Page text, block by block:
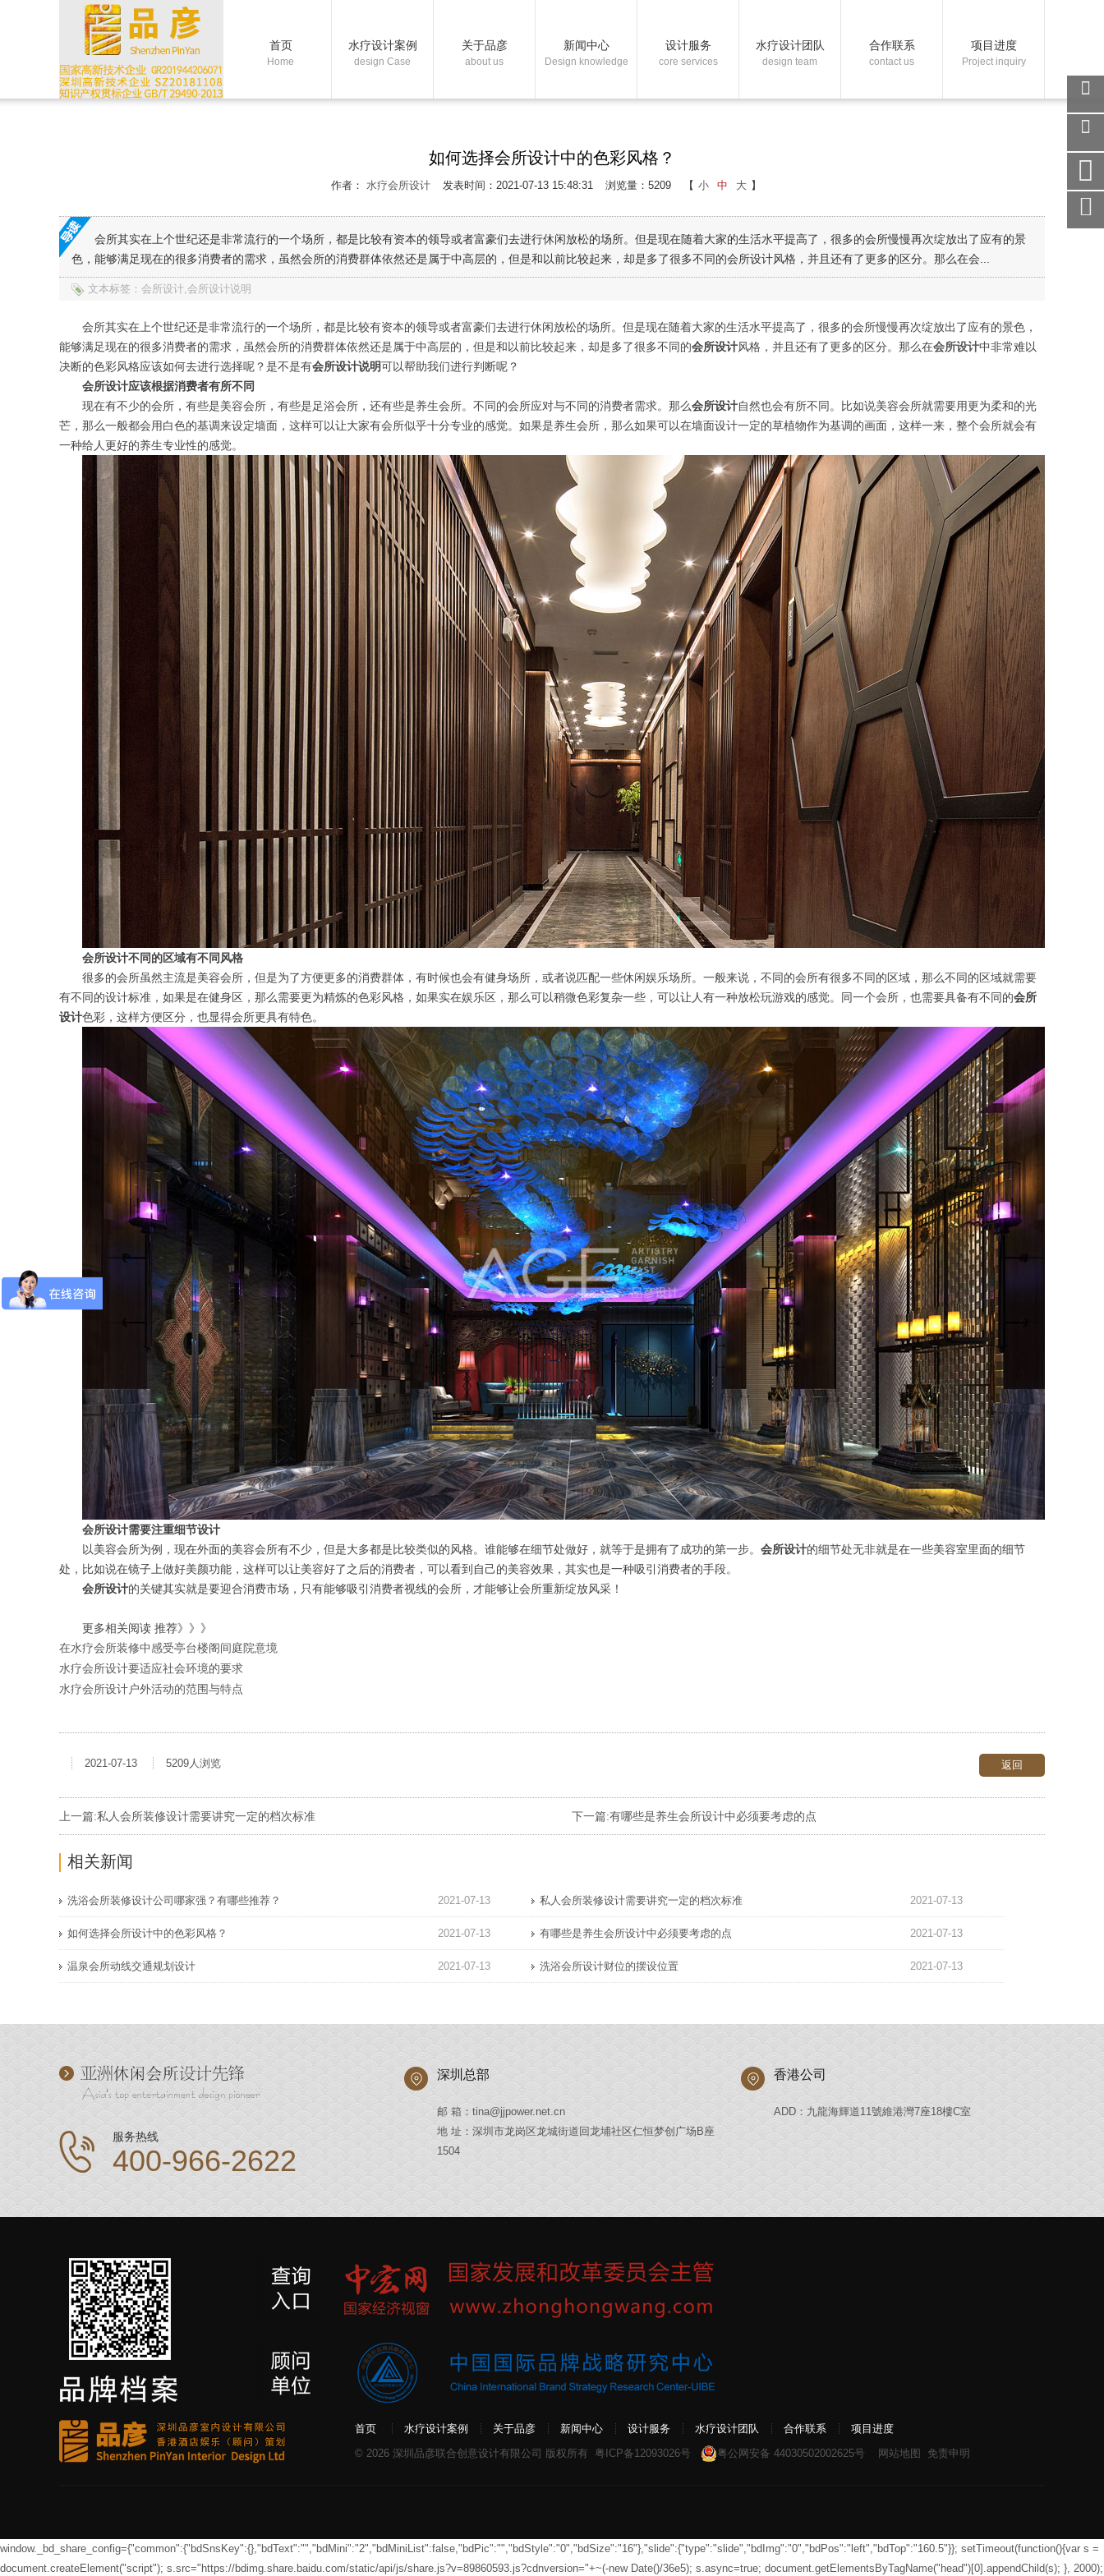
首页
Home
水疗设计案例
design Case
关于品彦
about us
新闻中心
Design knowledge
设计服务
core services
水疗设计团队
design team
合作联系
contact us
项目进度
Project inquiry
如何选择会所设计中的色彩风格？
作者： 水疗会所设计 发表时间：2021-07-13 15:48:31 浏览量：5209 【 小 中 大 】
会所其实在上个世纪还是非常流行的一个场所，都是比较有资本的领导或者富豪们去进行休闲放松的场所。但是现在随着大家的生活水平提高了，很多的会所慢慢再次绽放出了应有的景
色，能够满足现在的很多消费者的需求，虽然会所的消费群体依然还是属于中高层的，但是和以前比较起来，却是多了很多不同的会所设计风格，并且还有了更多的区分。那么在会...
文本标签：会所设计,会所设计说明
会所其实在上个世纪还是非常流行的一个场所，都是比较有资本的领导或者富豪们去进行休闲放松的场所。但是现在随着大家的生活水平提高了，很多的会所慢慢再次绽放出了应有的景色，
能够满足现在的很多消费者的需求，虽然会所的消费群体依然还是属于中高层的，但是和以前比较起来，却是多了很多不同的会所设计风格，并且还有了更多的区分。那么在会所设计中非常难以
决断的色彩风格应该如何去进行选择呢？是不是有会所设计说明可以帮助我们进行判断呢？
会所设计应该根据消费者有所不同
现在有不少的会所，有些是美容会所，有些是足浴会所，还有些是养生会所。不同的会所应对与不同的消费者需求。那么会所设计自然也会有所不同。比如说美容会所就需要用更为柔和的光
芒，那么一般都会用白色的基调来设定墙面，这样可以让大家有会所似乎十分专业的感觉。如果是养生会所，那么如果可以在墙面设计一定的草植物作为基调的画面，这样一来，整个会所就会有
一种给人更好的养生专业性的感觉。
会所设计不同的区域有不同风格
很多的会所虽然主流是美容会所，但是为了方便更多的消费群体，有时候也会有健身场所，或者说匹配一些休闲娱乐场所。一般来说，不同的会所有很多不同的区域，那么不同的区域就需要
有不同的设计标准，如果是在健身区，那么需要更为精炼的色彩风格，如果实在娱乐区，那么可以稍微色彩复杂一些，可以让人有一种放松玩游戏的感觉。同一个会所，也需要具备有不同的会所
设计色彩，这样方便区分，也显得会所更具有特色。
会所设计需要注重细节设计
以美容会所为例，现在外面的美容会所有不少，但是大多都是比较类似的风格。谁能够在细节处做好，就等于是拥有了成功的第一步。 会所设计的细节处无非就是在一些美容室里面的细节
处，比如说在镜子上做好美颜功能，这样可以让美容好了之后的消费者，可以看到自己的美容效果，其实也是一种吸引消费者的手段。
会所设计的关键其实就是要迎合消费市场，只有能够吸引消费者视线的会所，才能够让会所重新绽放风采！
更多相关阅读 推荐》》》
在水疗会所装修中感受亭台楼阁间庭院意境
水疗会所设计要适应社会环境的要求
水疗会所设计户外活动的范围与特点
返回
2021-07-13 5209人浏览
上一篇:私人会所装修设计需要讲究一定的档次标准 下一篇:有哪些是养生会所设计中必须要考虑的点
相关新闻
洗浴会所装修设计公司哪家强？有哪些推荐？ 2021-07-13 私人会所装修设计需要讲究一定的档次标准 2021-07-13
如何选择会所设计中的色彩风格？ 2021-07-13 有哪些是养生会所设计中必须要考虑的点 2021-07-13
温泉会所动线交通规划设计 2021-07-13 洗浴会所设计财位的摆设位置 2021-07-13
服务热线
400-966-2622
深圳总部
邮 箱：tina@jjpower.net.cn
地 址：深圳市龙岗区龙城街道回龙埔社区仁恒梦创广场B座
1504
香港公司
ADD：九龍海輝道11號維港灣7座18樓C室
首页 水疗设计案例 关于品彦 新闻中心 设计服务 水疗设计团队 合作联系
项目进度
© 2026 深圳品彦联合创意设计有限公司 版权所有 粤ICP备12093026号 粤公网安备 44030502002625号 网站地图 免责申明
window._bd_share_config={"common":{"bdSnsKey":{},"bdText":"","bdMini":"2","bdMiniList":false,"bdPic":"","bdStyle":"0","bdSize":"16"},"slide":{"type":"slide","bdImg":"0","bdPos":"left","bdTop":"160.5"}}; setTimeout(function(){var s =
document.createElement("script"); s.src="https://bdimg.share.baidu.com/static/api/js/share.js?v=89860593.js?cdnversion="+~(-new Date()/36e5); s.async=true; document.getElementsByTagName("head")[0].appendChild(s); }, 2000);
关注
微信
在线
手机
访问